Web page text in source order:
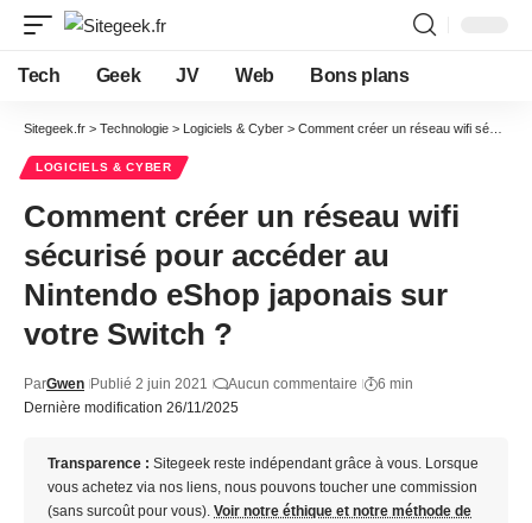
Tech Geek JV Web Bons plans
Sitegeek.fr > Technologie > Logiciels & Cyber > Comment créer un réseau wifi sécurisé pour accéder au Nintendo eShop japonais sur votre Switch ?
LOGICIELS & CYBER
Comment créer un réseau wifi
sécurisé pour accéder au
Nintendo eShop japonais sur
votre Switch ?
Dernière modification 26/11/2025
ParGwen Publié 2 juin 2021 Aucun commentaire 6 min
Transparence : Sitegeek reste indépendant grâce à vous. Lorsque
vous achetez via nos liens, nous pouvons toucher une commission
(sans surcoût pour vous). Voir notre éthique et notre méthode de